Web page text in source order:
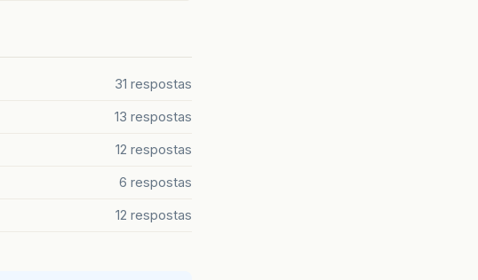
31 respostas
13 respostas
12 respostas
6 respostas
12 respostas